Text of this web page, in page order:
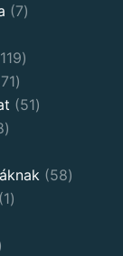
7
119
71
51
58
1